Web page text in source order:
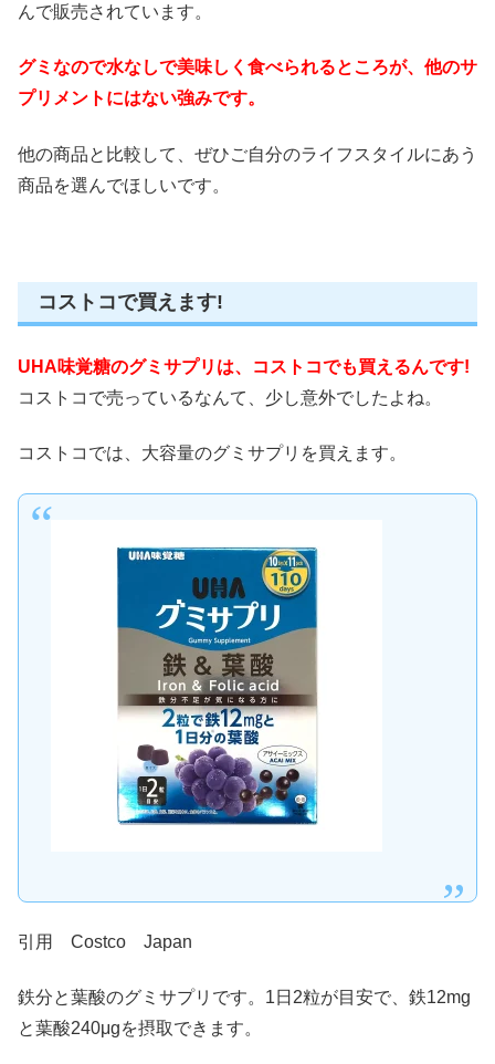
んで販売されています。
グミなので水なしで美味しく食べられるところが、他のサ
プリメントにはない強みです。
他の商品と比較して、ぜひご自分のライフスタイルにあう
商品を選んでほしいです。
コストコで買えます!
UHA味覚糖のグミサプリは、コストコでも買えるんです!
コストコで売っているなんて、少し意外でしたよね。
コストコでは、大容量のグミサプリを買えます。
引用 Costco Japan
鉄分と葉酸のグミサプリです。 1日2粒が目安で、 鉄12mg
と葉酸240μgを摂取できます。